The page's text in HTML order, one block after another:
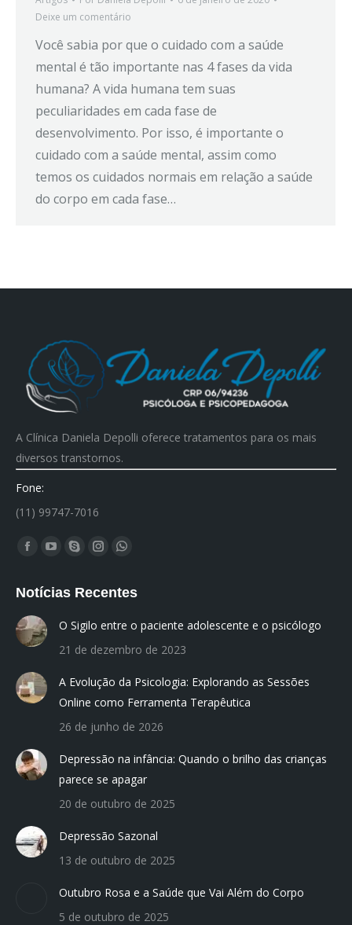
Deixe um comentário
Você sabia por que o cuidado com a saúde
mental é tão importante nas 4 fases da vida
humana? A vida humana tem suas
peculiaridades em cada fase de
desenvolvimento. Por isso, é importante o
cuidado com a saúde mental, assim como
temos os cuidados normais em relação a saúde
do corpo em cada fase…
A Clínica Daniela Depolli oferece tratamentos para os mais
diversos transtornos.
Fone:
(11) 99747-7016
Encontre-nos em:
Facebook
opens
in
new
window
YouTube
opens
window
Skype
opens
new
window
Instagram
opens
window
Whatsapp
opens
new
window
Notícias Recentes
O Sigilo entre o paciente adolescente e o psicólogo
21 de dezembro de 2023
A Evolução da Psicologia: Explorando as Sessões
Online como Ferramenta Terapêutica
26 de junho de 2026
Depressão na infância: Quando o brilho das crianças
parece se apagar
20 de outubro de 2025
Depressão Sazonal
13 de outubro de 2025
Outubro Rosa e a Saúde que Vai Além do Corpo
5 de outubro de 2025